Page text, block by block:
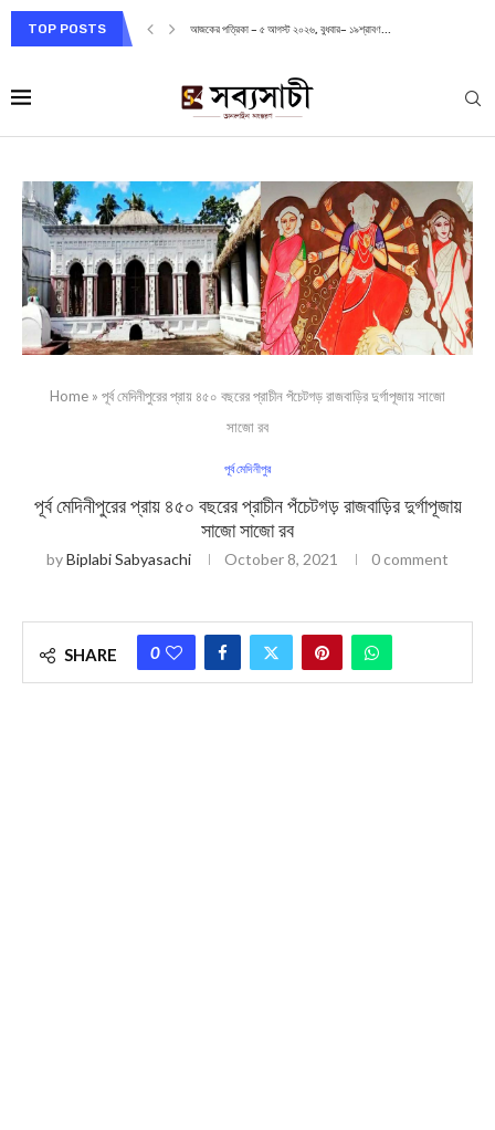
TOP POSTS আজকের পত্রিকা – ৫ আগস্ট ২০২৬, বুধবার– ১৯শ্রাবণ...
Home » পূর্ব মেদিনীপুরের প্রায় ৪৫০ বছরের প্রাচীন পঁচেটগড় রাজবাড়ির দুর্গাপূজায় সাজো
সাজো রব
পূর্ব মেদিনীপুর
পূর্ব মেদিনীপুরের প্রায় ৪৫০ বছরের প্রাচীন পঁচেটগড় রাজবাড়ির দুর্গাপূজায়
সাজো সাজো রব
byBiplabi Sabyasachi October 8, 2021 0 comment
SHARE 0